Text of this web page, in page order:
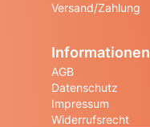
Versand/Zahlung
Informationen
AGB
Datenschutz
Impressum
Widerrufsrecht